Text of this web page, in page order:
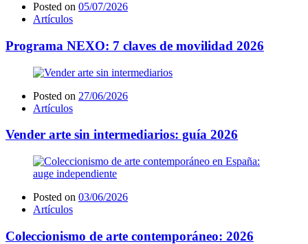
Posted on 05/07/2026
Artículos
Programa NEXO: 7 claves de movilidad 2026
Posted on 27/06/2026
Artículos
Vender arte sin intermediarios: guía 2026
Posted on 03/06/2026
Artículos
Coleccionismo de arte contemporáneo: 2026